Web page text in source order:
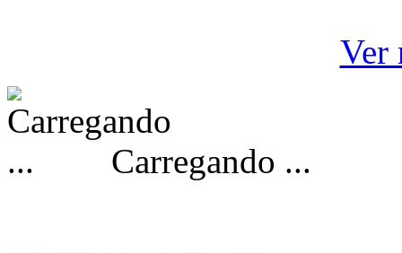
Ver
Carregando ...